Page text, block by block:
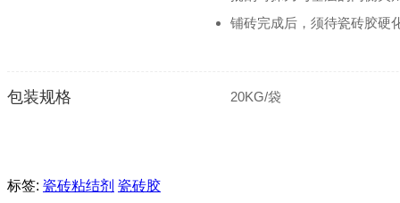
铺砖完成后，须待瓷砖胶硬
包装规格 20KG/袋
标签: 瓷砖粘结剂 瓷砖胶